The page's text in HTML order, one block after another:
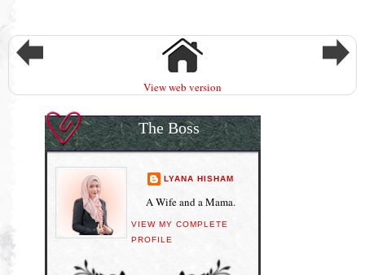
View web version
The Boss
LYANA HISHAM
A Wife and a Mama.
VIEW MY COMPLETE
PROFILE